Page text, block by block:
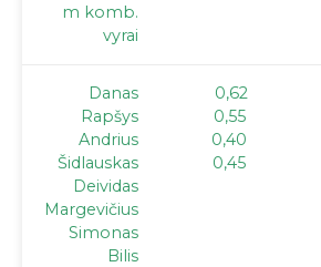
m komb.
vyrai
Danas
Rapšys
Andrius
Šidlauskas
Deividas
Margevičius
Simonas
Bilis
0,62
0,55
0,40
0,45